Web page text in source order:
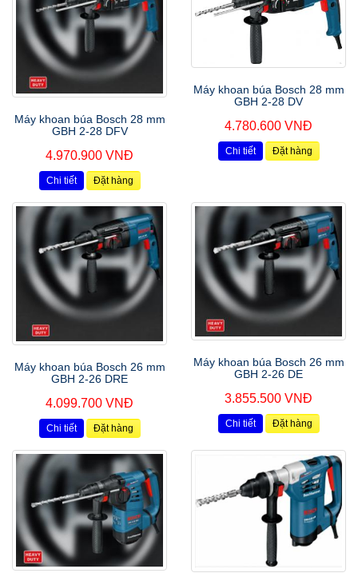
Máy khoan búa Bosch 28 mm
GBH 2-28 DFV
4.970.900 VNĐ
Chi tiết Đặt hàng
Máy khoan búa Bosch 28 mm
GBH 2-28 DV
4.780.600 VNĐ
Chi tiết Đặt hàng
Máy khoan búa Bosch 26 mm
GBH 2-26 DRE
4.099.700 VNĐ
Chi tiết Đặt hàng
Máy khoan búa Bosch 26 mm
GBH 2-26 DE
3.855.500 VNĐ
Chi tiết Đặt hàng